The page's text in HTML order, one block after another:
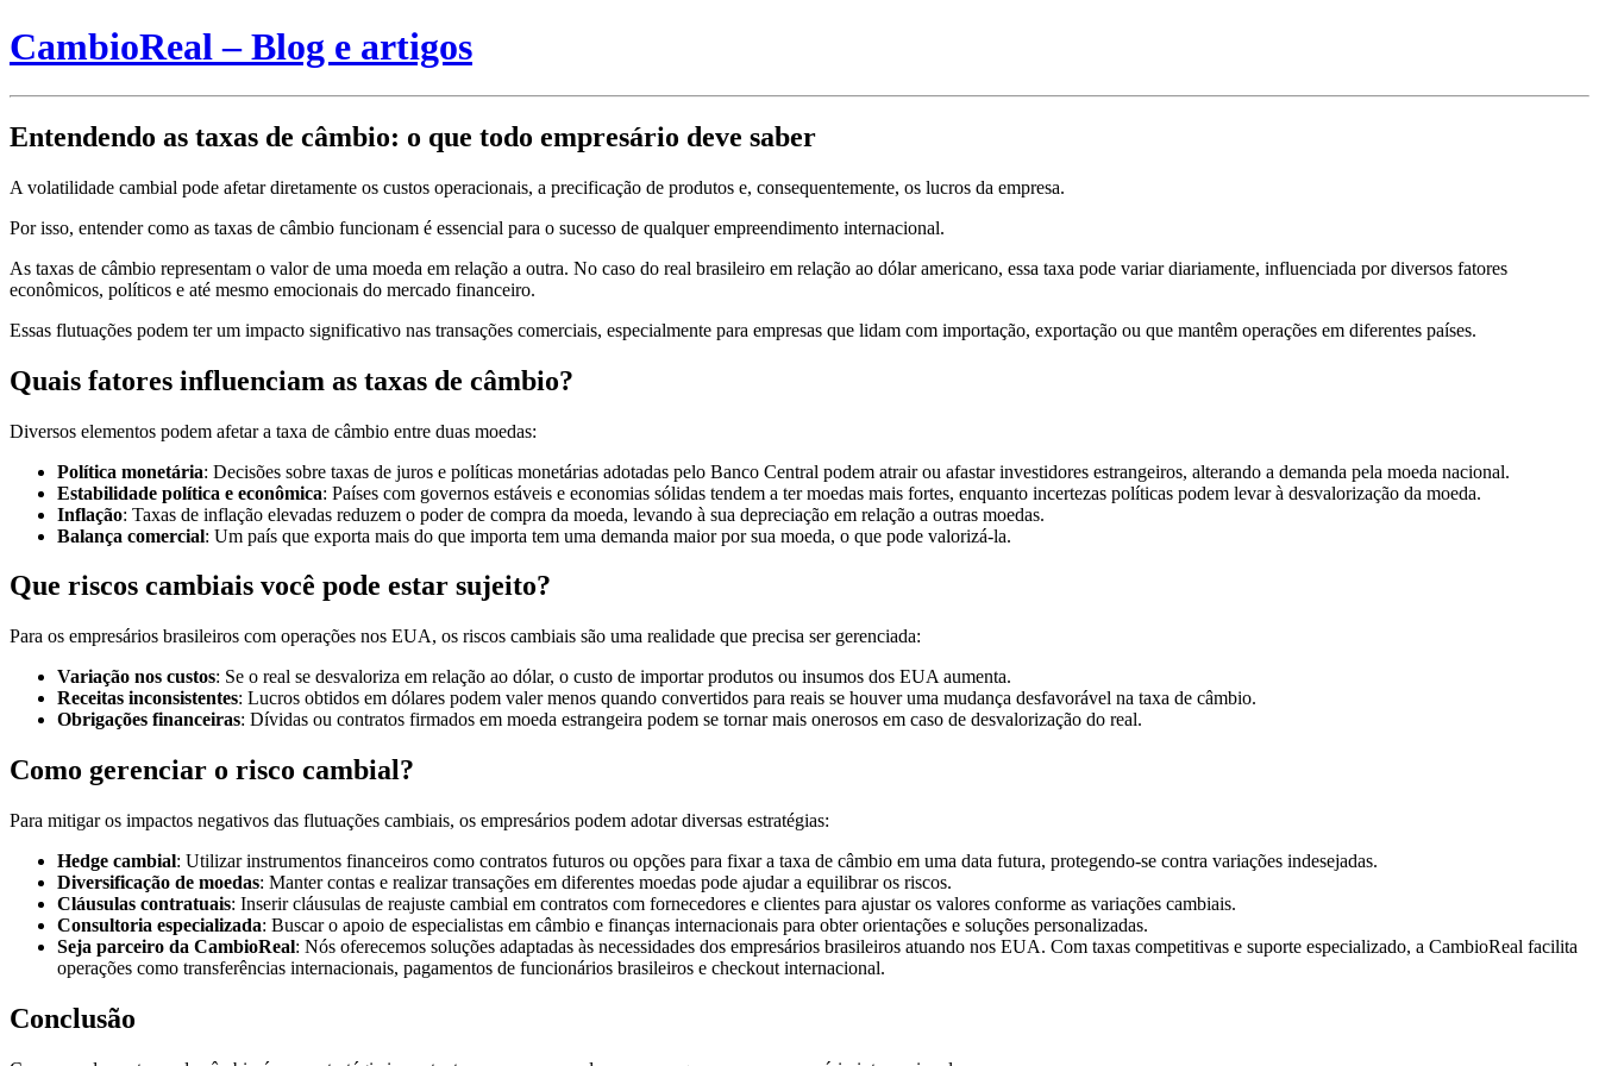
CambioReal – Blog e artigos
Entendendo as taxas de câmbio: o que todo empresário deve saber
A volatilidade cambial pode afetar diretamente os custos operacionais, a precificação de produtos e, consequentemente, os lucros da empresa.
Por isso, entender como as taxas de câmbio funcionam é essencial para o sucesso de qualquer empreendimento internacional.
As taxas de câmbio representam o valor de uma moeda em relação a outra. No caso do real brasileiro em relação ao dólar americano, essa taxa pode variar diariamente, influenciada por diversos fatores
econômicos, políticos e até mesmo emocionais do mercado financeiro.
Essas flutuações podem ter um impacto significativo nas transações comerciais, especialmente para empresas que lidam com importação, exportação ou que mantêm operações em diferentes países.
Quais fatores influenciam as taxas de câmbio?
Diversos elementos podem afetar a taxa de câmbio entre duas moedas:
Política monetária: Decisões sobre taxas de juros e políticas monetárias adotadas pelo Banco Central podem atrair ou afastar investidores estrangeiros, alterando a demanda pela moeda nacional.
Estabilidade política e econômica: Países com governos estáveis e economias sólidas tendem a ter moedas mais fortes, enquanto incertezas políticas podem levar à desvalorização da moeda.
Inflação: Taxas de inflação elevadas reduzem o poder de compra da moeda, levando à sua depreciação em relação a outras moedas.
Balança comercial: Um país que exporta mais do que importa tem uma demanda maior por sua moeda, o que pode valorizá-la.
Que riscos cambiais você pode estar sujeito?
Para os empresários brasileiros com operações nos EUA, os riscos cambiais são uma realidade que precisa ser gerenciada:
Variação nos custos: Se o real se desvaloriza em relação ao dólar, o custo de importar produtos ou insumos dos EUA aumenta.
Receitas inconsistentes: Lucros obtidos em dólares podem valer menos quando convertidos para reais se houver uma mudança desfavorável na taxa de câmbio.
Obrigações financeiras: Dívidas ou contratos firmados em moeda estrangeira podem se tornar mais onerosos em caso de desvalorização do real.
Como gerenciar o risco cambial?
Para mitigar os impactos negativos das flutuações cambiais, os empresários podem adotar diversas estratégias:
Hedge cambial: Utilizar instrumentos financeiros como contratos futuros ou opções para fixar a taxa de câmbio em uma data futura, protegendo-se contra variações indesejadas.
Diversificação de moedas: Manter contas e realizar transações em diferentes moedas pode ajudar a equilibrar os riscos.
Cláusulas contratuais: Inserir cláusulas de reajuste cambial em contratos com fornecedores e clientes para ajustar os valores conforme as variações cambiais.
Consultoria especializada: Buscar o apoio de especialistas em câmbio e finanças internacionais para obter orientações e soluções personalizadas.
Seja parceiro da CambioReal: Nós oferecemos soluções adaptadas às necessidades dos empresários brasileiros atuando nos EUA. Com taxas competitivas e suporte especializado, a CambioReal facilita
operações como transferências internacionais, pagamentos de funcionários brasileiros e checkout internacional.
Conclusão